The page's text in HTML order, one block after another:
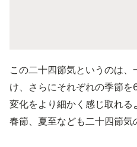
この二十四節気というのは
け、さらにそれぞれの季節
変化をより細かく感じ取れ
春節、夏至なども二十四節気